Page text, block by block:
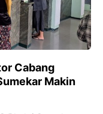
Cabang
Makin